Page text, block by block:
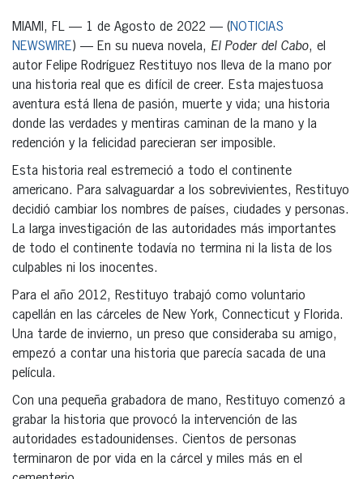
MIAMI, FL — 1 de Agosto de 2022 — (NOTICIAS
NEWSWIRE) — En su nueva novela, El Poder del Cabo, el
autor Felipe Rodríguez Restituyo nos lleva de la mano por
una historia real que es difícil de creer. Esta majestuosa
aventura está llena de pasión, muerte y vida; una historia
donde las verdades y mentiras caminan de la mano y la
redención y la felicidad parecieran ser imposible.
Esta historia real estremeció a todo el continente
americano. Para salvaguardar a los sobrevivientes, Restituyo
decidió cambiar los nombres de países, ciudades y personas.
La larga investigación de las autoridades más importantes
de todo el continente todavía no termina ni la lista de los
culpables ni los inocentes.
Para el año 2012, Restituyo trabajó como voluntario
capellán en las cárceles de New York, Connecticut y Florida.
Una tarde de invierno, un preso que consideraba su amigo,
empezó a contar una historia que parecía sacada de una
película.
Con una pequeña grabadora de mano, Restituyo comenzó a
grabar la historia que provocó la intervención de las
autoridades estadounidenses. Cientos de personas
terminaron de por vida en la cárcel y miles más en el